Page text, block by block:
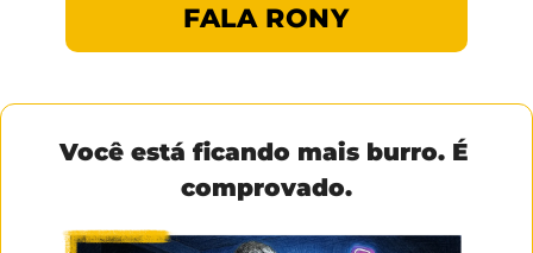
FALA RONY
Você está ficando mais burro. É
comprovado.